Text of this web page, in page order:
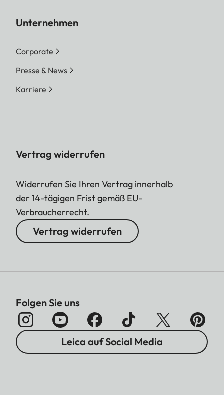
Unternehmen
Corporate
Presse & News
Karriere
Vertrag widerrufen
Widerrufen Sie Ihren Vertrag innerhalb
der 14-tägigen Frist gemäß EU-
Verbraucherrecht.
Vertrag widerrufen
Folgen Sie uns
Leica auf Social Media